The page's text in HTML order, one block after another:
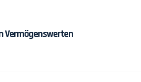
Vermögenswerten